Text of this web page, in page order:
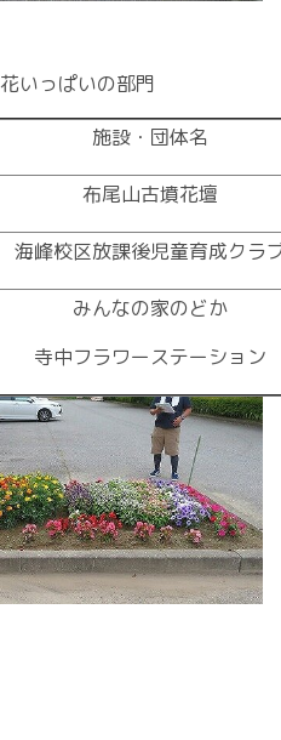
花いっぱいの部門
施設・団体名
布尾山古墳花壇
海峰校区放課後児童育成クラ
みんなの家のどか
寺中フラワーステーション